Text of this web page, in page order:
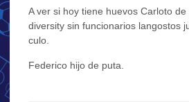
A ver si hoy tiene huevos Carloto
diversity sin funcionarios langostos
culo.
Federico hijo de puta.